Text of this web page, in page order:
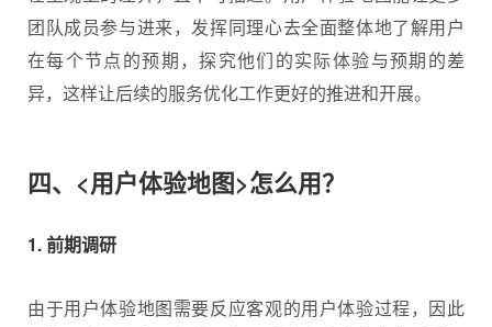
团队成员参与进来，发挥同理心去全面整体地了解用户
在每个节点的预期，探究他们的实际体验与预期的差
异，这样让后续的服务优化工作更好的推进和开展。
四、<用户体验地图>怎么用？
1. 前期调研
由于用户体验地图需要反应客观的用户体验过程，因此